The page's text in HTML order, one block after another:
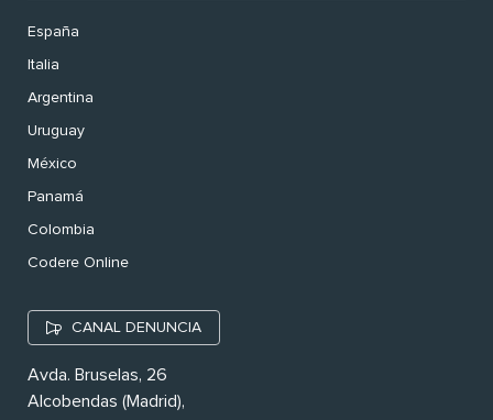
España
Italia
Argentina
Uruguay
México
Panamá
Colombia
Codere Online
CANAL DENUNCIA
Avda. Bruselas, 26
Alcobendas (Madrid),